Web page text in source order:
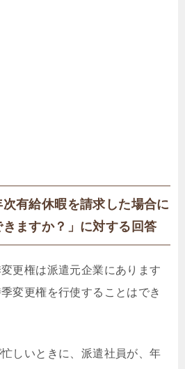
有給休暇を請求した場合に
ますか？」に対する回答
更権は派遣元企業にあります
変更権を行使することはでき
しいときに、派遣社員が、年